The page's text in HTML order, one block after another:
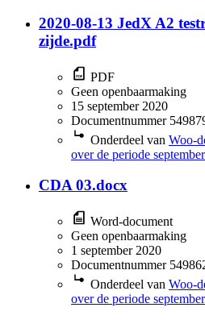
2020-08-13 JedX A2
zijde.pdf
PDF
Geen openbaarmaking
15 september 2020
Documentnummer
Onderdeel van Woo-
over de periode
CDA 03.docx
Word-document
Geen openbaarmaking
1 september 2020
Documentnummer
Onderdeel van Woo-
over de periode